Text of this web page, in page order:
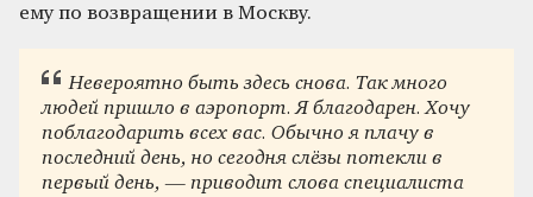
ему по возвращении в Москву.
Невероятно быть здесь снова. Так много
людей пришло в аэропорт. Я благодарен. Хочу
поблагодарить всех вас. Обычно я плачу в
последний день, но сегодня слёзы потекли в
первый день, — приводит слова специалиста